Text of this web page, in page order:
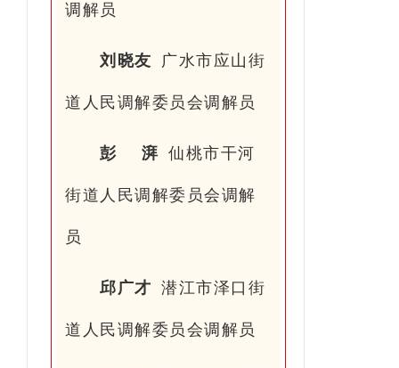
调解员
刘晓友 广水市应山街
道人民调解委员会调解员
彭 湃仙桃市干河
街道人民调解委员会调解
员
邱广才 潜江市泽口街
道人民调解委员会调解员